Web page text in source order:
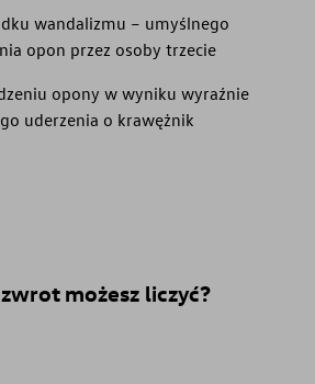
wandalizmu – umyślnego
opon przez osoby trzecie
opony w wyniku wyraźnie
uderzenia o krawężnik
możesz liczyć?